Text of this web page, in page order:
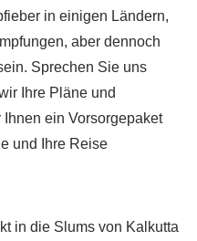
in einigen Ländern,
aber dennoch
Sprechen Sie uns
Ihre Pläne und
ein Vorsorgepaket
und Ihre Reise
in die Slums von Kalkutta